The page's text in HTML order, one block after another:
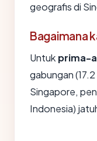
geografis di
Bagaimana
Untuk prima-
gabungan
Singapore,
Indonesia)